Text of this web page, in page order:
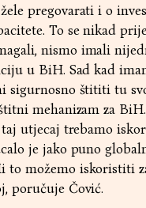
pregovarati i o
To se nikad
nismo imali
u BiH. Sad kad
sigurnosno štititi tu
mehanizam za
utjecaj trebamo
je jako puno
to možemo iskoristiti
poručuje Čović.